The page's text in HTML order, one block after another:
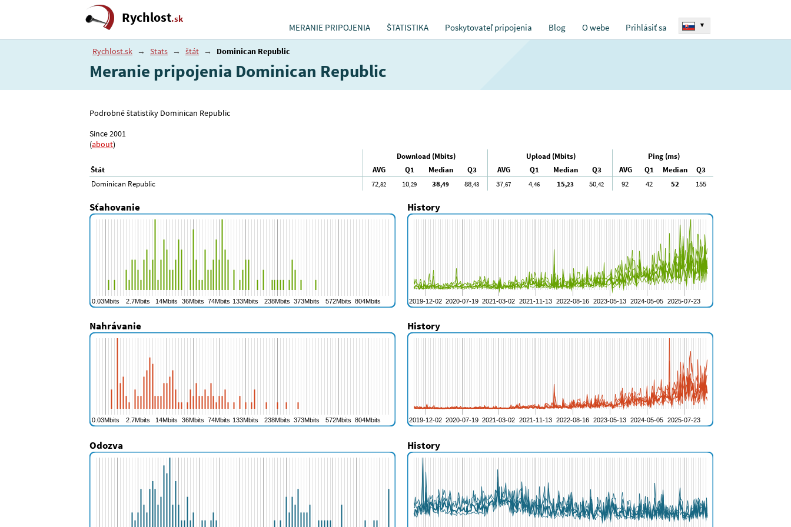
Rychlost.sk
MERANIE PRIPOJENIA ŠTATISTIKA Poskytovateľ pripojenia Blog O webe Prihlásiť sa ▾
Rychlost.sk → Stats → štát → Dominican Republic
Meranie pripojenia Dominican Republic
Podrobné štatistiky Dominican Republic
Since 2001
(about)
Download (Mbits) Upload (Mbits)
Ping (ms)
Štát
AVG Q1 Median Q3 AVG Q1 Median Q3 AVG Q1 Median
Q3
Dominican Republic
72,82 10,29 38,49 88,43 37,67 4,46 15,23 50,42 92 42 52 155
Sťahovanie History
Nahrávanie History
Odozva History